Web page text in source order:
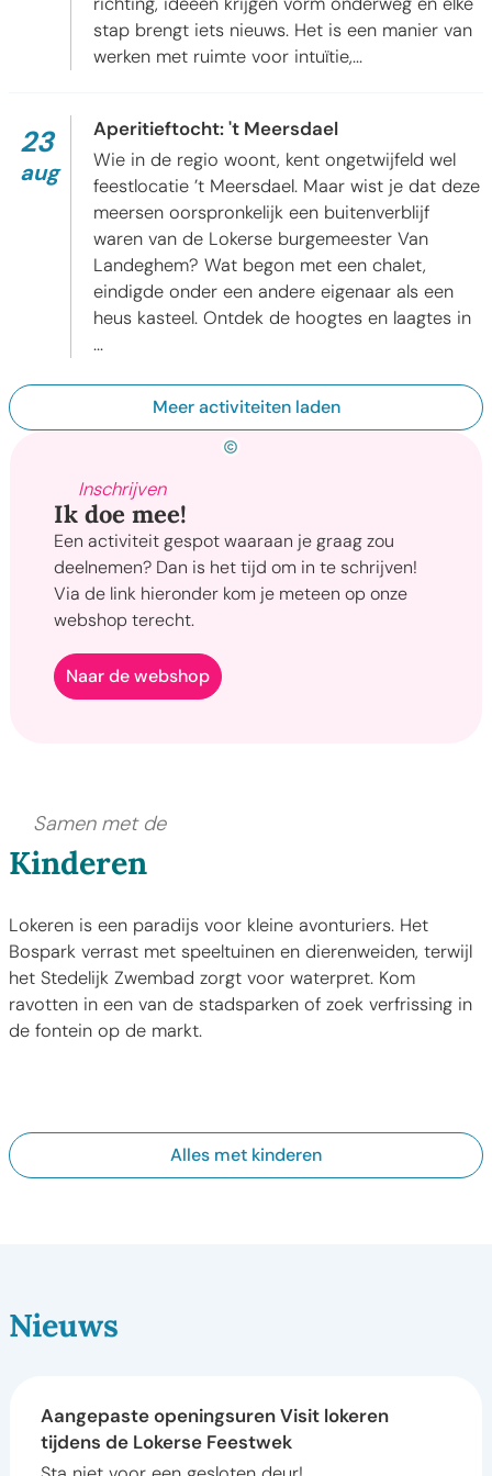
stap brengt iets nieuws. Het is een manier van
werken met ruimte voor intuïtie,...
Aperitieftocht: 't Meersdael
zo
23
aug
2026 Aperitieftocht: 't Meersdael
Wie in de regio woont, kent ongetwijfeld wel
feestlocatie ’t Meersdael. Maar wist je dat deze
meersen oorspronkelijk een buitenverblijf
waren van de Lokerse burgemeester Van
Landeghem? Wat begon met een chalet,
eindigde onder een andere eigenaar als een
heus kasteel. Ontdek de hoogtes en laagtes in
...
Meer activiteiten laden
Fleur De Backer
Inschrijven
Ik doe mee!
Een activiteit gespot waaraan je graag zou
deelnemen? Dan is het tijd om in te schrijven!
Via de link hieronder kom je meteen op onze
webshop terecht.
Naar de webshop
Samen met de
Kinderen
Lokeren is een paradijs voor kleine avonturiers. Het
Bospark verrast met speeltuinen en dierenweiden, terwijl
het Stedelijk Zwembad zorgt voor waterpret. Kom
ravotten in een van de stadsparken of zoek verfrissing in
de fontein op de markt.
Speelterreinen
Alles met kinderen
Nieuws
Aangepaste openingsuren Visit lokeren
tijdens de Lokerse Feestwek